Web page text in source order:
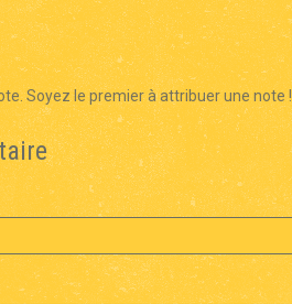
Soyez le premier à attribuer une note !